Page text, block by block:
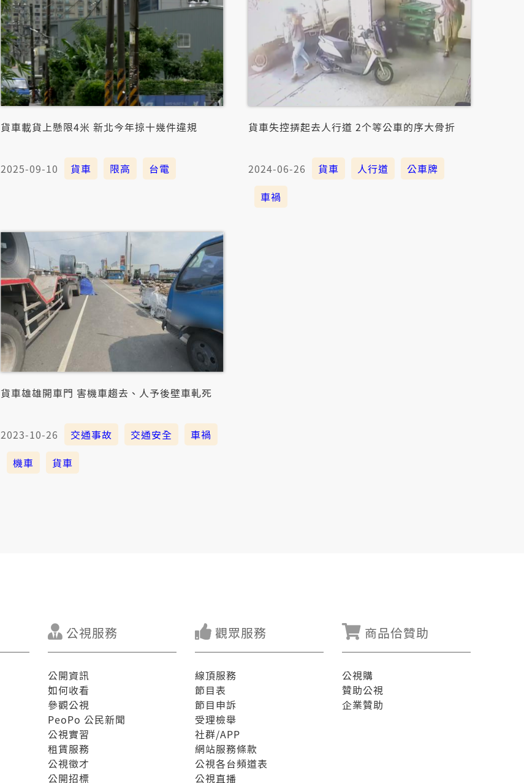
貨車載貨上懸限4米 新北今年掠十幾件違規
2025-09-10 貨車 限高 台電
貨車失控挵起去人行道 2个等公車的序大骨折
2024-06-26 貨車 人行道
公車牌
車禍
貨車雄雄開車門 害機車趨去、人予後壁車軋死
2023-10-26 交通事故 交通安全
車禍
機車
貨車
公視服務
公開資訊
如何收看
參觀公視
PeoPo 公民新聞
公視實習
租賃服務
公視徵才
公開招標
觀眾服務
線頂服務
節目表
節目申訴
受理檢舉
社群/APP
網站服務條款
公視各台頻道表
公視直播
商品佮贊助
公視購
贊助公視
企業贊助